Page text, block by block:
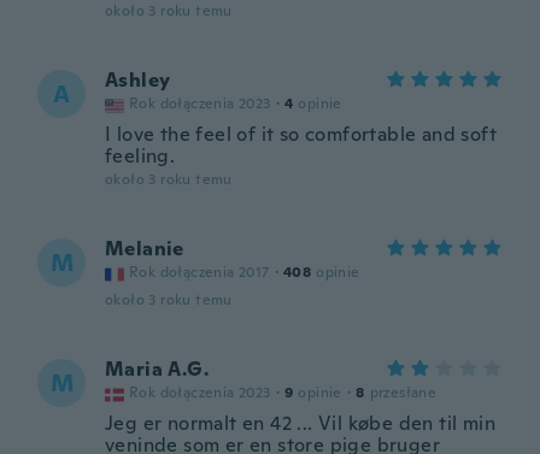
około 3 roku temu
A Ashley
Rok dołączenia 2023 · 4 opinie
I love the feel of it so comfortable and soft
feeling.
około 3 roku temu
M Melanie
Rok dołączenia 2017 · 408 opinie
około 3 roku temu
M Maria A.G.
Rok dołączenia 2023 · 9 opinie · 8 przesłane
Jeg er normalt en 42 ... Vil købe den til min
veninde som er en store pige bruger